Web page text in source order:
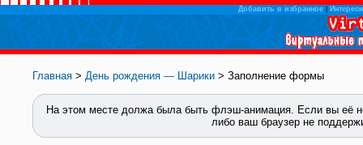
Добавить в избранное|
Главная > День рождения — Шарики > Заполнение формы
На этом месте должа была быть флэш-анимация. Если вы её
либо ваш браузер не